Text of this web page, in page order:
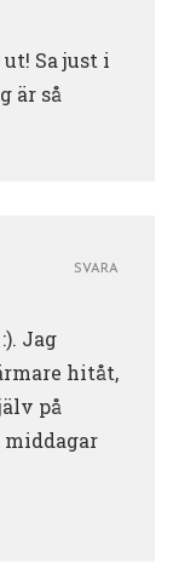
Sa just i
är så
Jag
hitåt,
på
SVARA